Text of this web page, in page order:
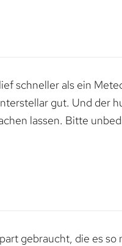
schneller als ein
gut. Und der
lassen. Bitte
gebraucht, die es so